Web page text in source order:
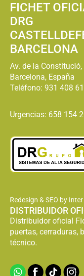
FICHET
DRG
BARCELONA
Av. de la
Barcelona, España
Teléfono: 931 408
Urgencias: 658 154
Redesign & SEO by Inter
DISTRIBUIDOR
Distribuidor oficial
puertas, cerraduras,
técnico.